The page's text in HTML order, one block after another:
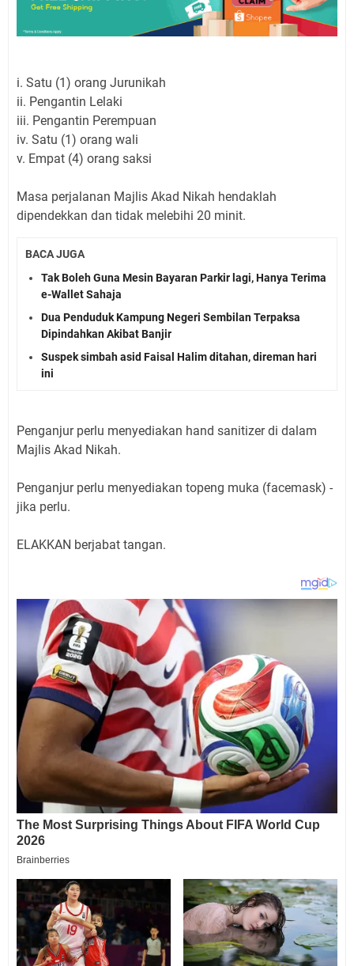
i. Satu (1) orang Jurunikah
ii. Pengantin Lelaki
iii. Pengantin Perempuan
iv. Satu (1) orang wali
v. Empat (4) orang saksi
Masa perjalanan Majlis Akad Nikah hendaklah
dipendekkan dan tidak melebihi 20 minit.
BACA JUGA
Tak Boleh Guna Mesin Bayaran Parkir lagi, Hanya Terima
e-Wallet Sahaja
Dua Penduduk Kampung Negeri Sembilan Terpaksa
Dipindahkan Akibat Banjir
Suspek simbah asid Faisal Halim ditahan, direman hari
ini
Penganjur perlu menyediakan hand sanitizer di dalam
Majlis Akad Nikah.
Penganjur perlu menyediakan topeng muka (facemask) -
jika perlu.
ELAKKAN berjabat tangan.